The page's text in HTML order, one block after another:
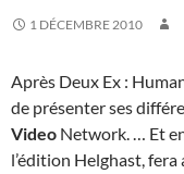
1 DÉCEMBRE 2010
Après Deux Ex :
de présenter ses
Video Network. … Et
l’édition Helghast, fera